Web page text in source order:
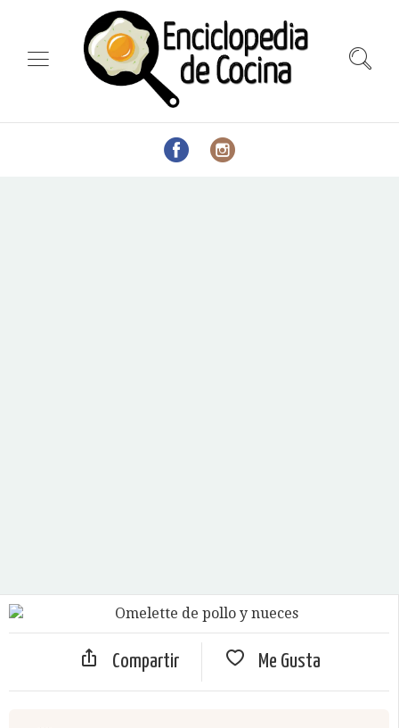
Compartir Me Gusta